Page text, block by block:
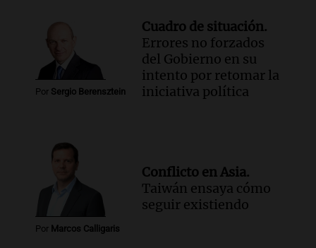
Por Sergio Berensztein
Cuadro de situación.
Errores no forzados
del Gobierno en su
intento por retomar la
iniciativa política
Por Marcos Calligaris
Conflicto en Asia.
Taiwán ensaya cómo
seguir existiendo